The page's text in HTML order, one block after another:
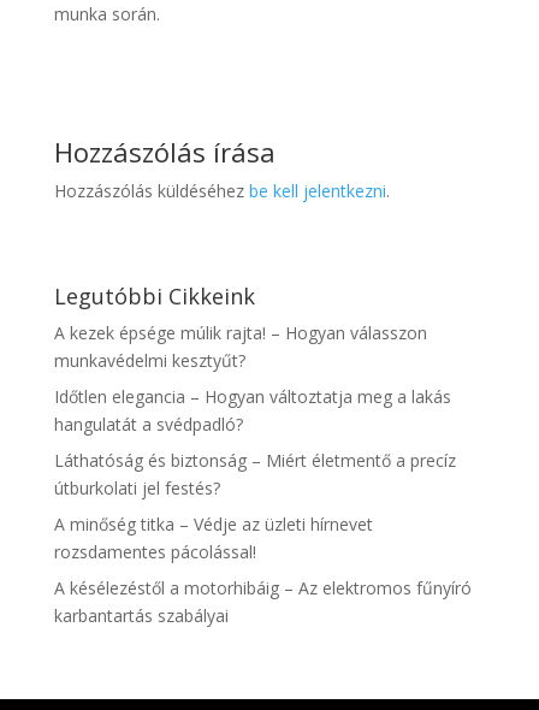
munka során.
Hozzászólás írása
Hozzászólás küldéséhez be kell jelentkezni.
Legutóbbi Cikkeink
A kezek épsége múlik rajta! – Hogyan válasszon
munkavédelmi kesztyűt?
Időtlen elegancia – Hogyan változtatja meg a lakás
hangulatát a svédpadló?
Láthatóság és biztonság – Miért életmentő a precíz
útburkolati jel festés?
A minőség titka – Védje az üzleti hírnevet
rozsdamentes pácolással!
A késélezéstől a motorhibáig – Az elektromos fűnyíró
karbantartás szabályai